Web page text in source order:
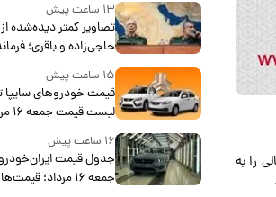
تراز عملیاتی ۲۱۱،۷۳۵ میلیارد ریالی را به
۱۳ ساعت پیش
تصاویر کمتر دیده‌شده
حاجی‌زاده و باقری؛
شهید هوافضای ایران
۱۵ ساعت پیش
قیمت خودروهای سایپا
لیست
منتشر شد
۱۶ ساعت پیش
جدول قیمت
جمعه ۱۶ مرداد؛ قیمت‌ها تغییر کرد